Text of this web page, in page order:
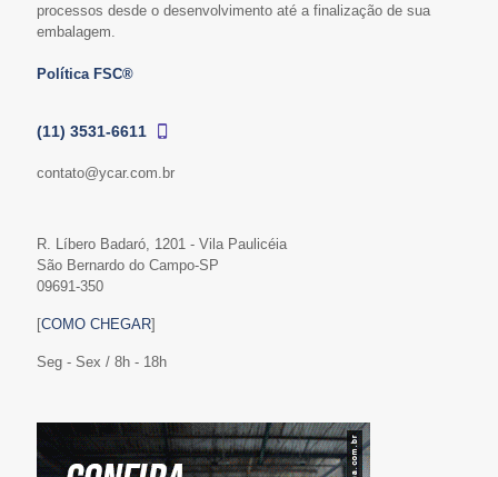
processos desde o desenvolvimento até a finalização de sua
embalagem.
Política FSC®
(11) 3531-6611
contato@ycar.com.br
R. Líbero Badaró, 1201 - Vila Paulicéia
São Bernardo do Campo-SP
09691-350
[COMO CHEGAR]
Seg - Sex / 8h - 18h